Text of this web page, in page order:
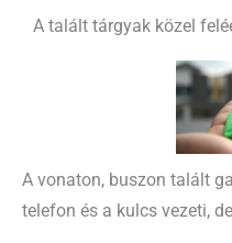
A talált tárgyak közel
A vonaton, buszon talált
telefon és a kulcs vezeti,